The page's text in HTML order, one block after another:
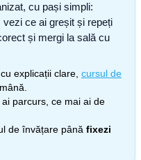
cu pași simpli:
vezi ce ai greșit și repeți
și mergi la sală cu
, cu explicații clare, cursul de
parcurs, ce mai ai de
de învățare până fixezi